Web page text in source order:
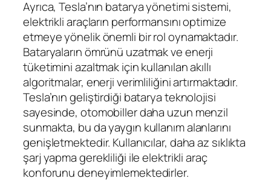
Ayrıca, Tesla’nın batarya yönetimi sistemi,
elektrikli araçların performansını optimize
etmeye yönelik önemli bir rol oynamaktadır.
Bataryaların ömrünü uzatmak ve enerji
tüketimini azaltmak için kullanılan akıllı
algoritmalar, enerji verimliliğini artırmaktadır.
Tesla’nın geliştirdiği batarya teknolojisi
sayesinde, otomobiller daha uzun menzil
sunmakta, bu da yaygın kullanım alanlarını
genişletmektedir. Kullanıcılar, daha az sıklıkta
şarj yapma gerekliliği ile elektrikli araç
konforunu deneyimlemektedirler.